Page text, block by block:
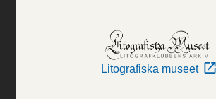
Litografiska museet